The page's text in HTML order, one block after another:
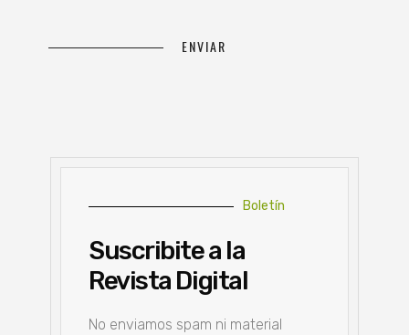
Boletín
Suscribite a la
Revista Digital
No enviamos spam ni material